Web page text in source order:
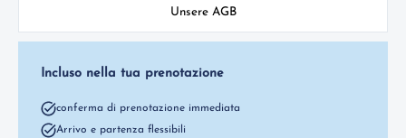
Unsere AGB
Incluso nella tua prenotazione
conferma di prenotazione immediata
Arrivo e partenza flessibili